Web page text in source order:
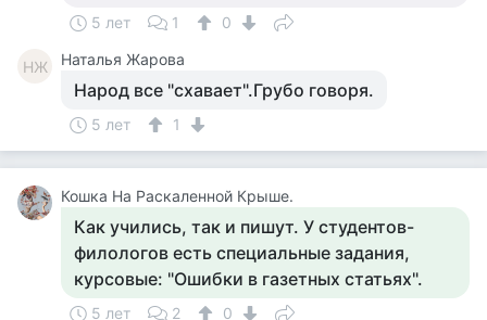
5 лет 1 0
НЖ Наталья Жарова
Народ все "схавает".Грубо говоря.
5 лет 1
Кошка На Раскаленной Крыше.
Как учились, так и пишут. У студентов-
филологов есть специальные задания,
курсовые: "Ошибки в газетных статьях".
5 лет 2 0